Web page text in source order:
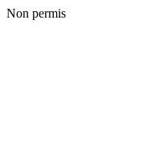
Non permis